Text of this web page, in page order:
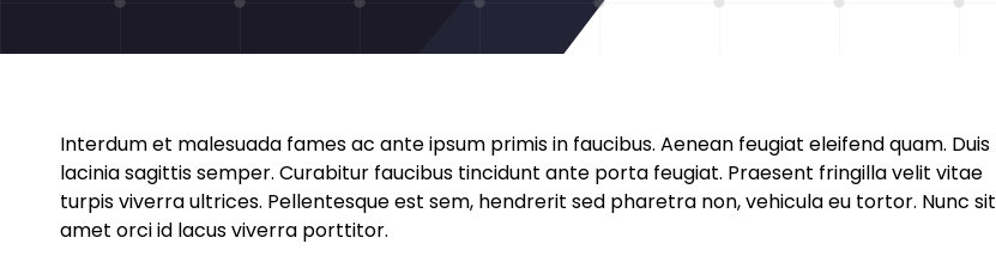
Interdum et malesuada fames ac ante ipsum primis in faucibus. Aenean feugiat eleifend quam. Duis
lacinia sagittis semper. Curabitur faucibus tincidunt ante porta feugiat. Praesent fringilla velit vitae
turpis viverra ultrices. Pellentesque est sem, hendrerit sed pharetra non, vehicula eu tortor. Nunc sit
amet orci id lacus viverra porttitor.